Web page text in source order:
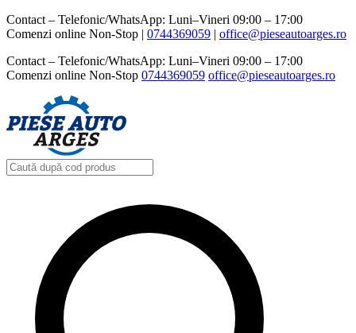
Contact – Telefonic/WhatsApp: Luni–Vineri 09:00 – 17:00
Comenzi online Non-Stop | 0744369059‬ | office@pieseautoarges.ro
Contact – Telefonic/WhatsApp: Luni–Vineri 09:00 – 17:00
Comenzi online Non-Stop 0744369059‬ office@pieseautoarges.ro